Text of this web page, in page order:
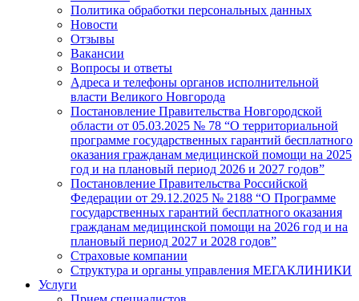
Политика обработки персональных данных
Новости
Отзывы
Вакансии
Вопросы и ответы
Адреса и телефоны органов исполнительной
власти Великого Новгорода
Постановление Правительства Новгородской
области от 05.03.2025 № 78 “О территориальной
программе государственных гарантий бесплатного
оказания гражданам медицинской помощи на 2025
год и на плановый период 2026 и 2027 годов”
Постановление Правительства Российской
Федерации от 29.12.2025 № 2188 “О Программе
государственных гарантий бесплатного оказания
гражданам медицинской помощи на 2026 год и на
плановый период 2027 и 2028 годов”
Страховые компании
Структура и органы управления МЕГАКЛИНИКИ
Услуги